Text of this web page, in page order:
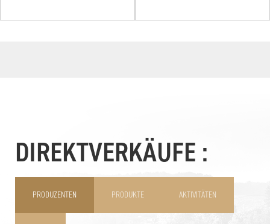
DIREKTVERKÄUFE :
PRODUZENTEN PRODUKTE AKTIVITÄTEN